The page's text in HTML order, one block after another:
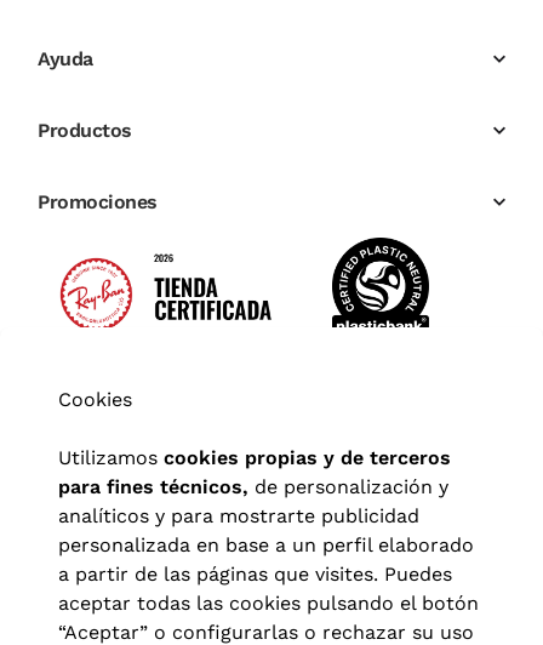
Ayuda
Productos
Promociones
Cookies
Utilizamos cookies propias y de terceros
para fines técnicos, de personalización y
analíticos y para mostrarte publicidad
personalizada en base a un perfil elaborado
a partir de las páginas que visites. Puedes
aceptar todas las cookies pulsando el botón
“Aceptar” o configurarlas o rechazar su uso